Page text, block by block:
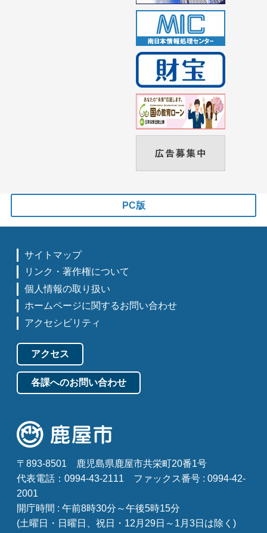
PC版
サイトマップ
リンク・著作権について
個人情報の取り扱い
ホームページに関するお問い合わせ
アクセシビリティ
アクセス
各課へのお問い合わせ
〒893-8501
鹿児島県鹿屋市共栄町20番1号
代表電話：0994-43-2111
ファックス番号 : 0994-42-
2001
開庁時間 : 午前8時30分～午後5時15分
(土曜日・日曜日、祝日・12月29日～1月3日は除く)